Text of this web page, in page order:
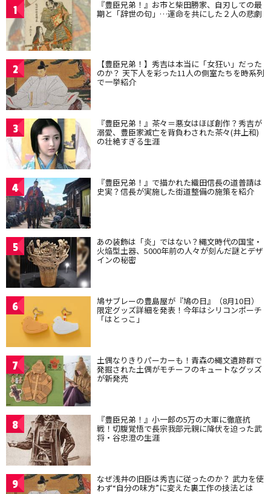
1 『豊臣兄弟！』お市と柴田勝家、自刃しての最
期と「辞世の句」…運命を共にした２人の悲劇
2 【豊臣兄弟！】秀吉は本当に「女狂い」だった
のか？ 天下人を彩った11人の側室たちを時系列
で一挙紹介
3 『豊臣兄弟！』茶々＝悪女はほぼ創作？秀吉が
溺愛、豊臣家滅亡を背負わされた茶々(井上和)
の壮絶すぎる生涯
4 『豊臣兄弟！』で描かれた織田信長の道普請は
史実？信長が実施した街道整備の施策を紹介
5 あの装飾は「炎」ではない？縄文時代の国宝・
火焔型土器、5000年前の人々が刻んだ謎とデザ
インの秘密
6 鳩サブレーの豊島屋が『鳩の日』（8月10日）
限定グッズ詳細を発表！今年はシリコンポーチ
「はとっこ」
7 土偶なりきりパーカーも！青森の縄文遺跡群で
発掘された土偶がモチーフのキュートなグッズ
が新発売
8 『豊臣兄弟！』小一郎の5万の大軍に徹底抗
戦！切腹覚悟で長宗我部元親に降伏を迫った武
将・谷忠澄の生涯
9 なぜ浅井の旧臣は秀吉に従ったのか？ 武力を使
わず“自分の味方”に変えた裏工作の技法とは